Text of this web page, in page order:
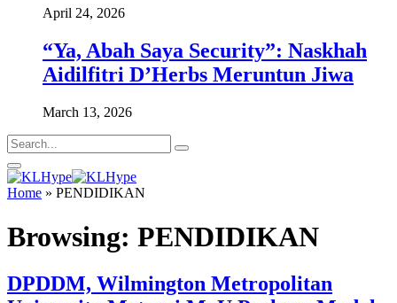
April 24, 2026
“Ya, Abah Saya Security”: Naskhah
Aidilfitri D’Herbs Meruntun Jiwa
March 13, 2026
Home » PENDIDIKAN
Browsing: PENDIDIKAN
DPDDM, Wilmington Metropolitan